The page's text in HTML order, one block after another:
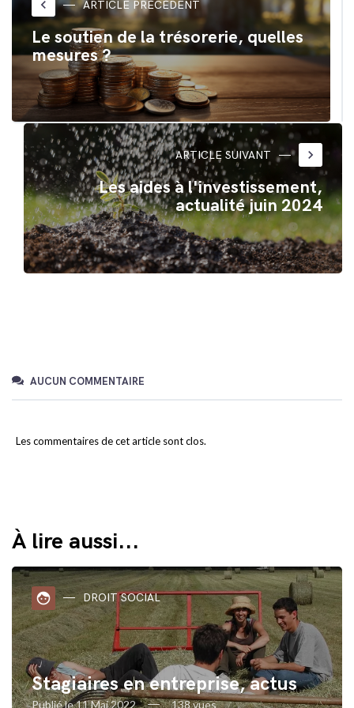
nouvelle
fenêtre)
nouvelle
fenêtre)
keyboard_arrow_left ARTICLE PRÉCÉDENT
Le soutien de la trésorerie, quelles
mesures ?
ARTICLE SUIVANT keyboard_arrow_right
Les aides à l'investissement,
actualité juin 2024
AUCUN COMMENTAIRE
Les commentaires de cet article sont clos.
À lire aussi...
face DROIT SOCIAL
Stagiaires en entreprise, actus
Publié le 11 Mai 2022 138 vues